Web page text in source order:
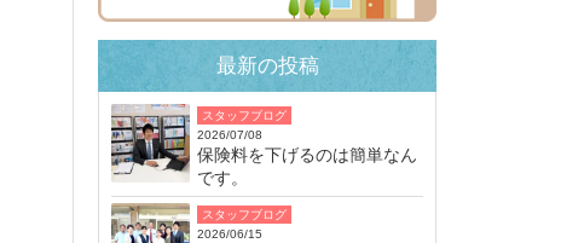
最新の投稿
スタッフブログ
2026/07/08
保険料を下げるのは簡単なん
です。
スタッフブログ
2026/06/15